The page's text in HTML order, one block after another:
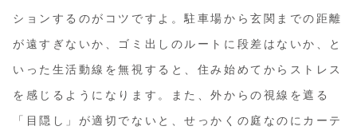
ションするのがコツですよ。駐車場から玄関までの距離
が遠すぎないか、ゴミ出しのルートに段差はないか、と
いった生活動線を無視すると、住み始めてからストレス
を感じるようになります。また、外からの視線を遮る
「目隠し」が適切でないと、せっかくの庭なのにカーテ